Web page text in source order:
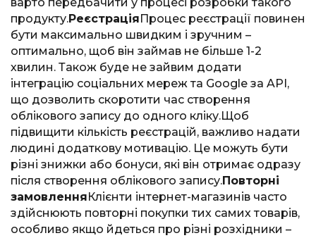
варто передбачити у процесі розробки такого
продукту.Реєстрація Процес реєстрації повинен
бути максимально швидким і зручним –
оптимально, щоб він займав не більше 1-2
хвилин. Також буде не зайвим додати
інтеграцію соціальних мереж та Google за API,
що дозволить скоротити час створення
облікового запису до одного кліку.Щоб
підвищити кількість реєстрацій, важливо надати
людині додаткову мотивацію. Це можуть бути
різні знижки або бонуси, які він отримає одразу
після створення облікового запису.Повторні
замовлення Клієнти інтернет-магазинів часто
здійснюють повторні покупки тих самих товарів,
особливо якщо йдеться про різні розхідники –